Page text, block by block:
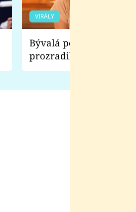
VIRÁLY
Bývalá pornoherečka
prozradila, co ji
natáčení Euforie.